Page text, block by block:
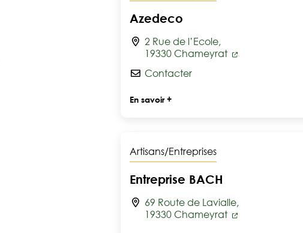
Azedeco
2 Rue de l’Ecole,
19330 Chameyrat
Contacter
En savoir +
Artisans/Entreprises
Entreprise BACH
69 Route de Lavialle,
19330 Chameyrat